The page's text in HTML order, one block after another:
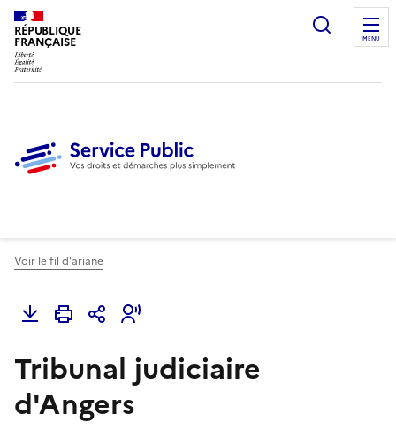
RÉPUBLIQUE
FRANÇAISE
Ouvrir
MENU
Voir le fil d'ariane
Tribunal judiciaire
d'Angers